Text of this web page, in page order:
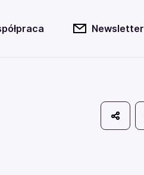
Newsletter